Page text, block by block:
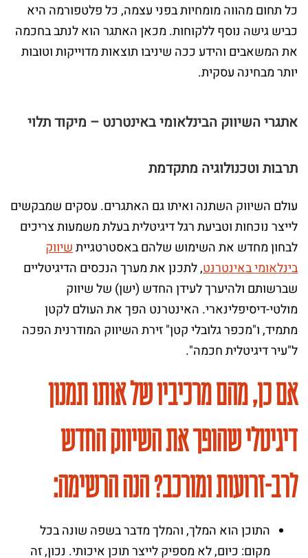
כל תחום מהווה מומחיות בפני עצמה, כל פלטפורמה היא
כביש גישה נוסף ללקוחות. מכאן האתגר הוא לנתב בחכמה
את המשאבים והידע ככה שיניבו תוצאות מדוייקות וטובות
יותר מבחינה עסקית.
אתגרי השיווק הבינלאומי באינטרנט – מיקוד תלוי
תרבות וטכנולוגיה מתקדמת
עולם השיווק השתנה ואיתו גם האתגרים. עסקים שמבקשים
לייצר נוכחות וטביעת רגל דיגיטלית בעלת משמעות צריכים
לבחון מחדש את השימוש שלהם באסטרטגייתשיווק
בינלאומי באינטרנט, לתכנן את מערך הנכסים הדיגיטליים
שברשותם ולהיערך לעידן החדש (ישן) של שיווק
מולטי-דיסיפלינארי. האינטרנט הפך את העולם לקטן
מתמיד, ו"מכפר גלובלי קטן" זירת השיווק המודרנית הפכה
ל"עיר דיגיטלית חכמה".
אם כן, מהם מרכיביו של אותו תמנון
דיגיטלי שהופך את השיווק החדש
לרב-זרועות ומורכב? הנה הרשימה:
התוכן הוא המלך, והמלך מדבר בשפה שונה בכל
מקום: כיום, לא מספיק לייצר תוכן איכותי. נכון, זה